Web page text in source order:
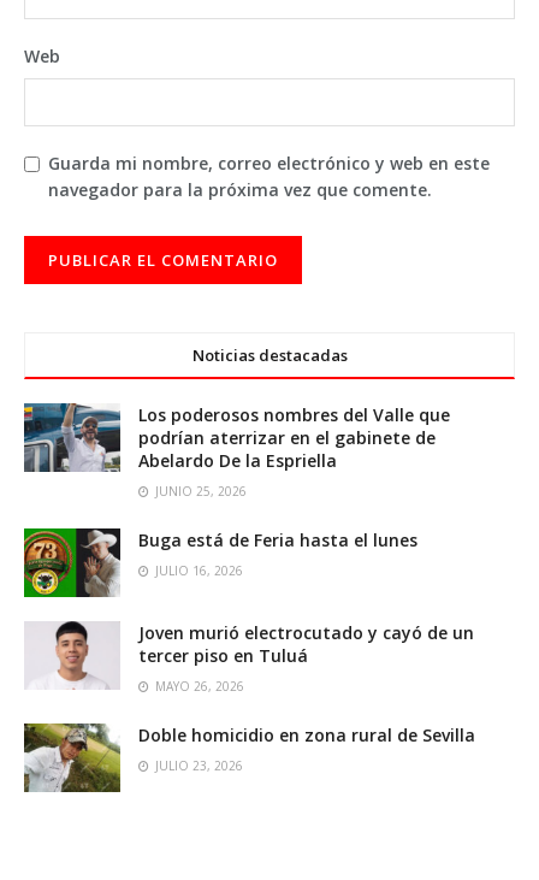
Web
Guarda mi nombre, correo electrónico y web en este
navegador para la próxima vez que comente.
Noticias destacadas
Los poderosos nombres del Valle que
podrían aterrizar en el gabinete de
Abelardo De la Espriella
JUNIO 25, 2026
Buga está de Feria hasta el lunes
JULIO 16, 2026
Joven murió electrocutado y cayó de un
tercer piso en Tuluá
MAYO 26, 2026
Doble homicidio en zona rural de Sevilla
JULIO 23, 2026